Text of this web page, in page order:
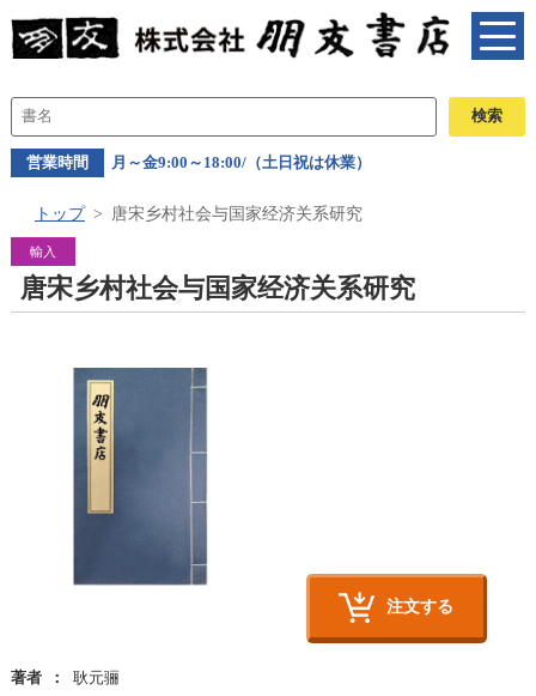
営業時間 月～金9:00～18:00/（土日祝は休業）
トップ 唐宋乡村社会与国家经济关系研究
輸入
唐宋乡村社会与国家经济关系研究
注文する
著者
耿元骊